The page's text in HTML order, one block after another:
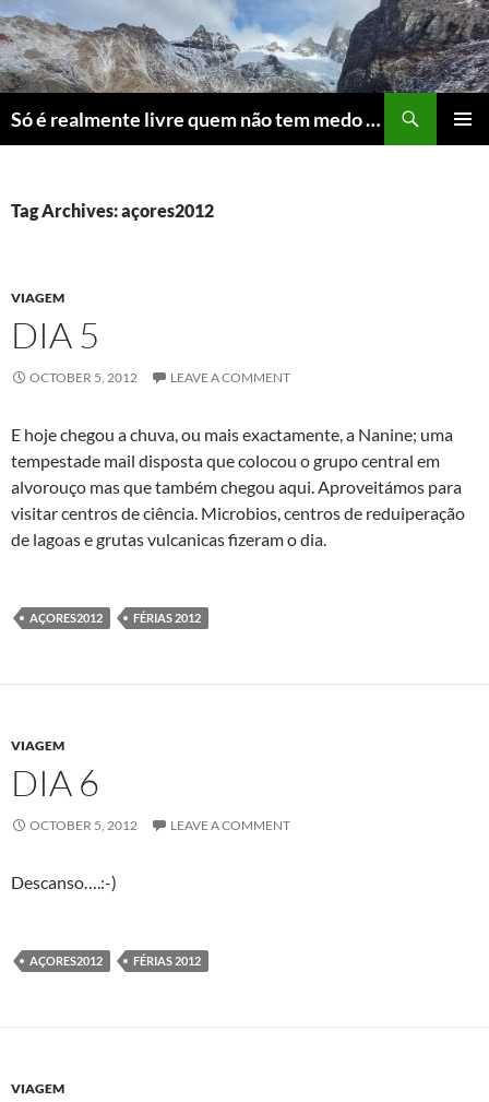
Skip
to
content
Só é realmente livre quem não tem medo do ridículo
Tag Archives: açores2012
VIAGEM
DIA 5
OCTOBER 5, 2012 LEAVE A COMMENT
E hoje chegou a chuva, ou mais exactamente, a Nanine; uma
tempestade mail disposta que colocou o grupo central em
alvorouço mas que também chegou aqui. Aproveitámos para
visitar centros de ciência. Microbios, centros de reduiperação
de lagoas e grutas vulcanicas fizeram o dia.
AÇORES2012 FÉRIAS 2012
VIAGEM
DIA 6
OCTOBER 5, 2012 LEAVE A COMMENT
Descanso….:-)
AÇORES2012 FÉRIAS 2012
VIAGEM